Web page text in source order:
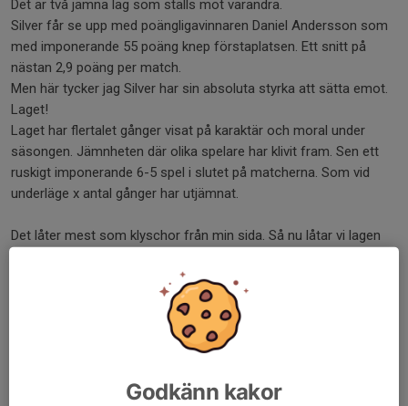
Det är två jämna lag som ställs mot varandra.
Silver får se upp med poängligavinnaren Daniel Andersson som
med imponerande 55 poäng knep förstaplatsen. Ett snitt på
nästan 2,9 poäng per match.
Men här tycker jag Silver har sin absoluta styrka att sätta emot.
Laget!
Laget har flertalet gånger visat på karaktär och moral under
säsongen. Jämnheten där olika spelare har klivit fram. Sen ett
ruskigt imponerande 6-5 spel i slutet på matcherna. Som vid
underläge x antal gånger har utjämnat.
Det låter mest som klyschor från min sida. Så nu låtar vi lagen
Mig kommer ni höra. Er hoppas jag få bevittna på läktaren för att
ge grabbarna ett grymt stöd. Det är de värda!
Godkänn kakor